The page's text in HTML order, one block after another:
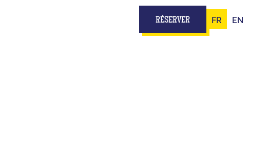
RÉSERVER FR EN